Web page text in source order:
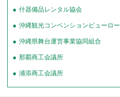
什器備品レンタル協会
沖縄観光コンベンションビューロー
沖縄県舞台運営事業協同組合
那覇商工会議所
浦添商工会議所